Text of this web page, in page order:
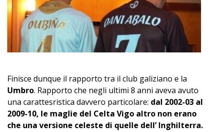
Finisce dunque il rapporto tra il club galiziano e la
Umbro. Rapporto che negli ultimi 8 anni aveva avuto
una carattesristica davvero particolare: dal 2002-03 al
2009-10, le maglie del Celta Vigo altro non erano
che una versione celeste di quelle dell’ Inghilterra.